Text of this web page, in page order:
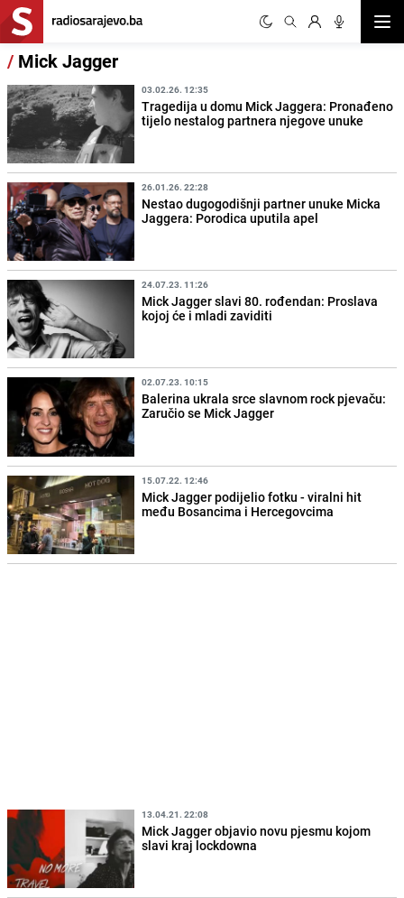
/ Mick Jagger
03.02.26. 12:35
Tragedija u domu Mick Jaggera: Pronađeno
tijelo nestalog partnera njegove unuke
26.01.26. 22:28
Nestao dugogodišnji partner unuke Micka
Jaggera: Porodica uputila apel
24.07.23. 11:26
Mick Jagger slavi 80. rođendan: Proslava
kojoj će i mladi zaviditi
02.07.23. 10:15
Balerina ukrala srce slavnom rock pjevaču:
Zaručio se Mick Jagger
15.07.22. 12:46
Mick Jagger podijelio fotku - viralni hit
među Bosancima i Hercegovcima
13.04.21. 22:08
Mick Jagger objavio novu pjesmu kojom
slavi kraj lockdowna